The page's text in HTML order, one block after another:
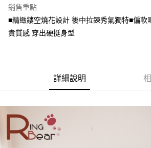
法說明評估內容。
【繳款方式說明】
1.分期款項不併入電信帳單，「大哥付你分期」於
醒簡訊。
1.本服務係由「台灣大哥大股份有限公司」（以下
2.基於同意付款使用「大哥付你分期」之契約關係
資料（包含姓名、電話或地址）提供予台灣大哥大
由本公司與您本人進行分期帳單所需資料之確認、
3.完整用戶服務條款，請詳閱以下連結：
３．安心：先確認商品／服務後，再付款。
【「AFTEE先享後付」結帳流程】
１．於結帳方式選擇「AFTEE先享後付」後，將跳
※ 請注意：結帳手續完成當下不需立刻繳費，但若
購買商品的店家。未經商家同意取消之訂單仍視為
是否繳費成功／繳費後需取消欲退款等相關疑問，
客戶支援中心」https://
全家取貨付款
每筆NT$70，滿NT$699(含以上)免運費
每筆NT$70，滿NT$799(含以上)免運費
每筆NT$70，滿NT$699(含以上)免運費
宅配
銷售重點
■精緻鏤空燒花設計 後中拉鍊秀氣獨特■偏軟
貴質感 穿出硬挺身型
詳細說明